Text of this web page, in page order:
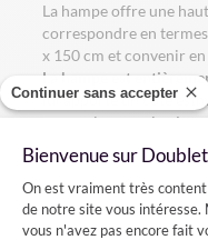
Continuer sans accepter
Bienvenue sur Doublet
Plateforme de
On est vraiment très
de notre site vous intéresse.
vous n'avez pas encore fait
La hampe offre une
correspondre en
x 150 cm et convenir
La hampe est
lui apporte un côté
nos socles en acier. Le
rubrique "Produits
Caractéristiques